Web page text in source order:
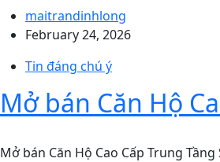
maitrandinhlong
February 24, 2026
Tin đáng chú ý
Mở bán Căn Hộ
Mở bán Căn Hộ Cao Cấp Trung